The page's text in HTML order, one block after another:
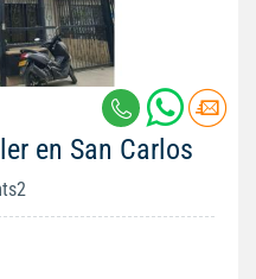
en San Carlos